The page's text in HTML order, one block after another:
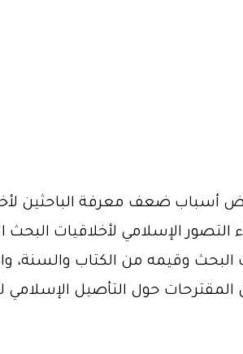
أسباب ضعف معرفة الباحثين
الإسلامي لأخلاقيات البحث
وقيمه من الكتاب والسنة،
حول التأصيل الإسلامي